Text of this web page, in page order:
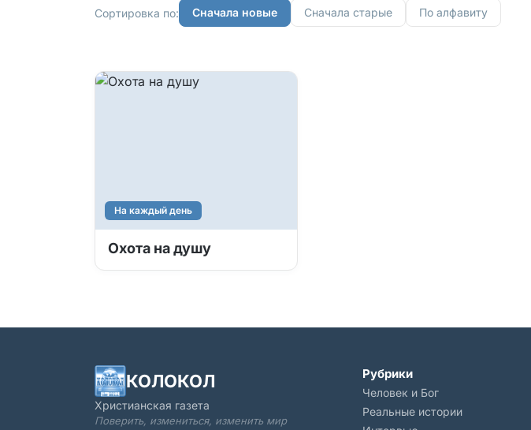
Сортировка по: Сначала новые Сначала старые По алфавиту
На каждый день
Охота на душу
КОЛОКОЛ
Христианская газета
Поверить, измениться, изменить мир
Рубрики
Человек и Бог
Реальные истории